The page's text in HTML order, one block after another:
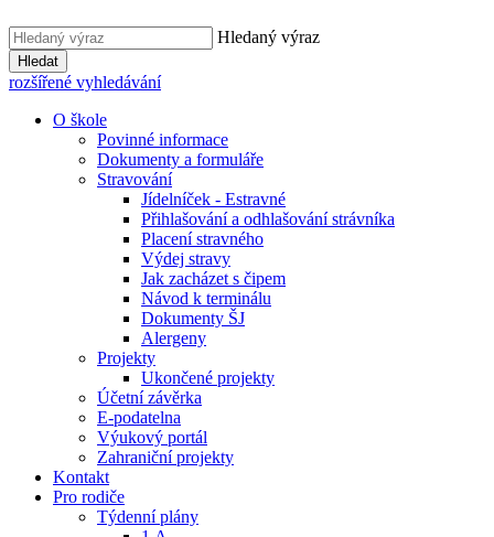
Hledaný výraz
Hledat
rozšířené vyhledávání
O škole
Povinné informace
Dokumenty a formuláře
Stravování
Jídelníček - Estravné
Přihlašování a odhlašování strávníka
Placení stravného
Výdej stravy
Jak zacházet s čipem
Návod k terminálu
Dokumenty ŠJ
Alergeny
Projekty
Ukončené projekty
Účetní závěrka
E-podatelna
Výukový portál
Zahraniční projekty
Kontakt
Pro rodiče
Týdenní plány